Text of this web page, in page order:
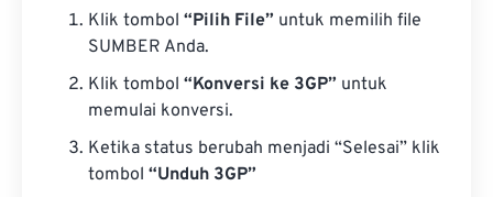
Klik tombol “Pilih File” untuk memilih file
SUMBER Anda.
Klik tombol “Konversi ke 3GP” untuk
memulai konversi.
Ketika status berubah menjadi “Selesai” klik
tombol “Unduh 3GP”